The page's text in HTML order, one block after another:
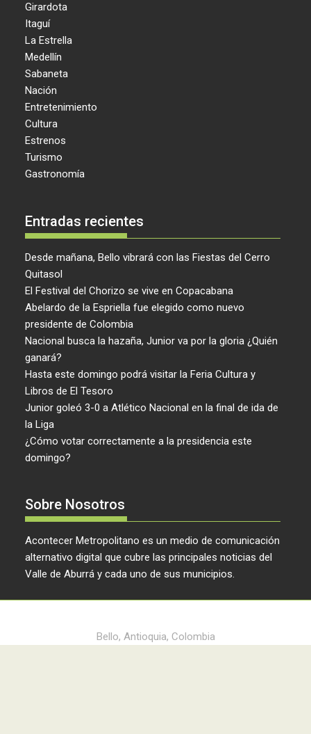
Girardota
Itaguí
La Estrella
Medellín
Sabaneta
Nación
Entretenimiento
Cultura
Estrenos
Turismo
Gastronomía
Entradas recientes
Desde mañana, Bello vibrará con las Fiestas del Cerro
Quitasol
El Festival del Chorizo se vive en Copacabana
Abelardo de la Espriella fue elegido como nuevo
presidente de Colombia
Nacional busca la hazaña, Junior va por la gloria ¿Quién
ganará?
Hasta este domingo podrá visitar la Feria Cultura y
Libros de El Tesoro
Junior goleó 3-0 a Atlético Nacional en la final de ida de
la Liga
¿Cómo votar correctamente a la presidencia este
domingo?
Sobre Nosotros
Acontecer Metropolitano es un medio de comunicación
alternativo digital que cubre las principales noticias del
Valle de Aburrá y cada uno de sus municipios.
Bello, Antioquia, Colombia